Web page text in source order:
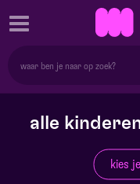
alle
kies